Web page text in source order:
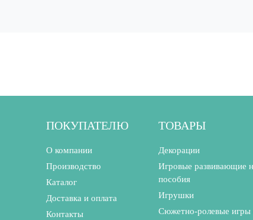
ПОКУПАТЕЛЮ
О компании
Производство
Каталог
Доставка и оплата
Контакты
ТОВАРЫ
Декорации
Игровые развивающие
пособия
Игрушки
Сюжетно-ролевые игры